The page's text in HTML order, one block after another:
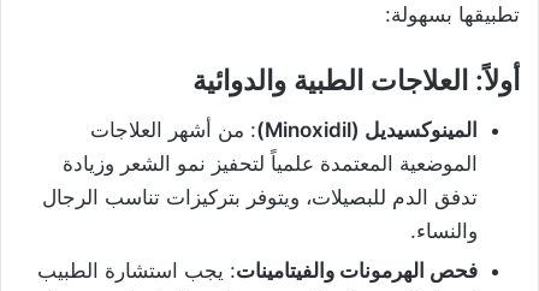
تطبيقها بسهولة:
أولاً: العلاجات الطبية والدوائية
المينوكسيديل (Minoxidil)
: من أشهر العلاجات
الموضعية المعتمدة علمياً لتحفيز نمو الشعر وزيادة
تدفق الدم للبصيلات، ويتوفر بتركيزات تناسب الرجال
والنساء.
فحص الهرمونات والفيتامينات: يجب استشارة الطبيب